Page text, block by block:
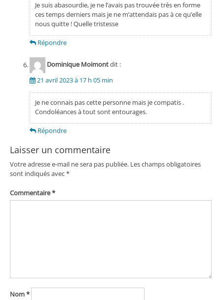
Je suis abasourdie, je ne l’avais pas trouvée très en forme
ces temps derniers mais je ne m’attendais pas à ce qu’elle
nous quitte ! Quelle tristesse
Répondre
Dominique Moimontdit :
21 avril 2023 à 17 h 05 min
Je ne connais pas cette personne mais je compatis .
Condoléances à tout sont entourages.
Répondre
Laisser un commentaire
Votre adresse e-mail ne sera pas publiée. Les champs obligatoires
sont indiqués avec*
Commentaire*
Nom*